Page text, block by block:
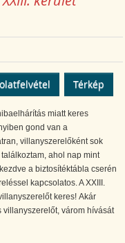
Térkép
miatt keres
gond van a
villanyszerelőként sok
ahol nap mint
a biztosítéktábla cserén
kapcsolatos. A XXIII.
keres! Akár
várom hívását